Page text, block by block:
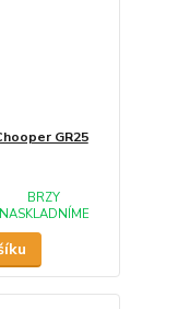
GR25
BRZY
NASKLADNÍME